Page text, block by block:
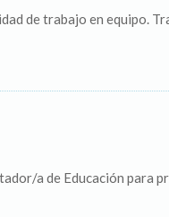
de trabajo en equipo.
a de Educación para